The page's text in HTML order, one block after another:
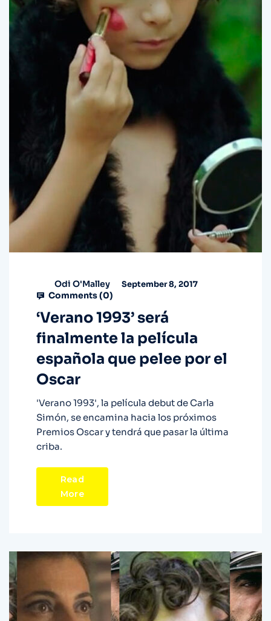
Odi O'Malley September 8, 2017
Comments (0)
‘Verano 1993’ será
finalmente la película
española que pelee por el
Oscar
'Verano 1993', la película debut de Carla
Simón, se encamina hacia los próximos
Premios Oscar y tendrá que pasar la última
criba.
Read
More